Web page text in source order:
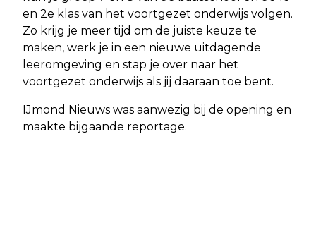
en 2e klas van het voortgezet onderwijs volgen.
Zo krijg je meer tijd om de juiste keuze te
maken, werk je in een nieuwe uitdagende
leeromgeving en stap je over naar het
voortgezet onderwijs als jij daaraan toe bent.
IJmond Nieuws was aanwezig bij de opening en
maakte bijgaande reportage.